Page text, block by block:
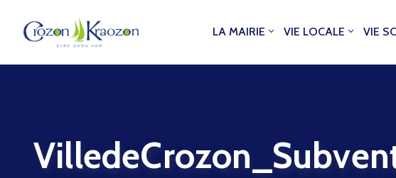
LA MAIRIE VIE LOCALE VIE